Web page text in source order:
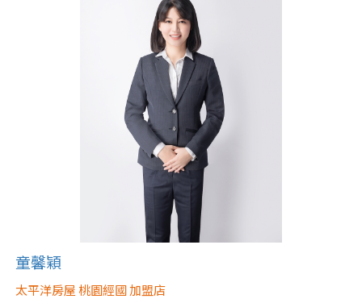
童馨穎
太平洋房屋 桃園經國 加盟店